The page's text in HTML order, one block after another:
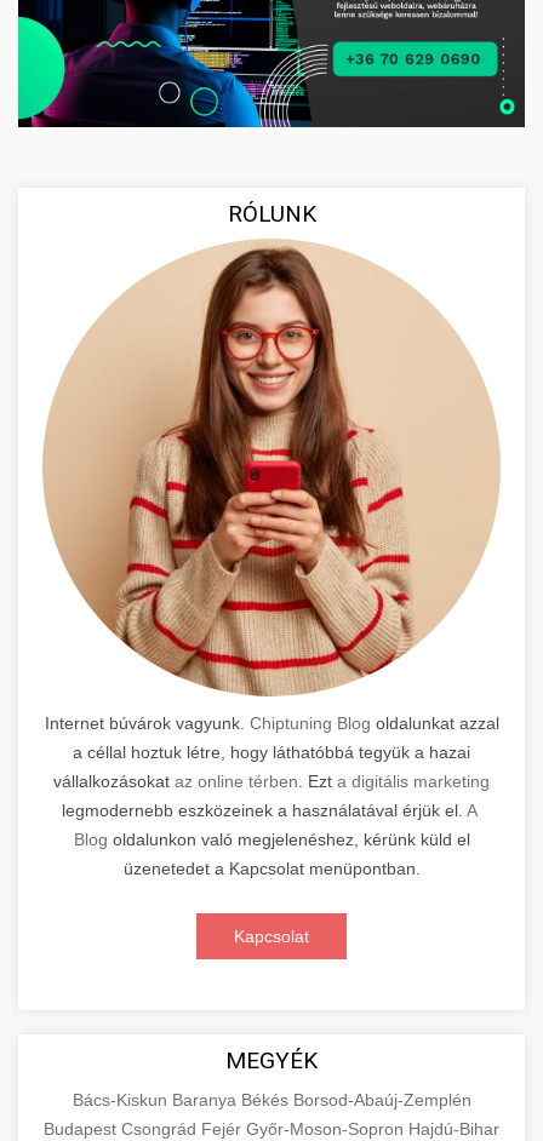
RÓLUNK
Internet búvárok vagyunk. Chiptuning Blog oldalunkat azzal
a céllal hoztuk létre, hogy láthatóbbá tegyük a hazai
vállalkozásokat az online térben . Ezt a digitális marketing
legmodernebb eszközeinek a használatával érjük el. A
Blog oldalunkon való megjelenéshez, kérünk küld el
üzenetedet a Kapcsolat menüpontban.
Kapcsolat
MEGYÉK
Bács-Kiskun Baranya Békés Borsod-Abaúj-Zemplén
Budapest Csongrád Fejér Győr-Moson-Sopron Hajdú-Bihar